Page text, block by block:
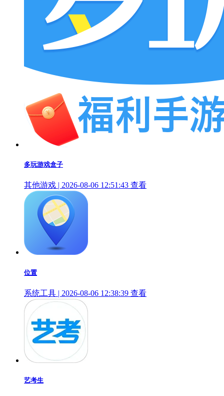
多玩游戏盒子
其他游戏 | 2026-08-06 12:51:43 查看
位置
系统工具 | 2026-08-06 12:38:39 查看
艺考生